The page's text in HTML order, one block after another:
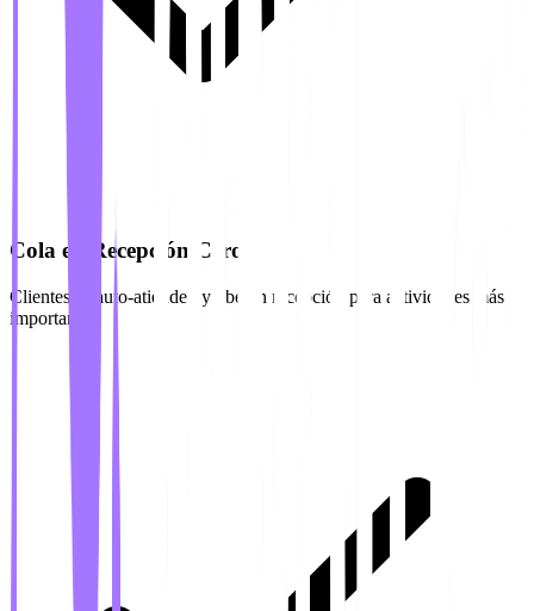
Cola en Recepción Cero
Clientes se auto-atienden y liberan recepción para actividades más
importantes